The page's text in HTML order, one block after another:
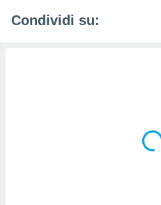
Condividi su: